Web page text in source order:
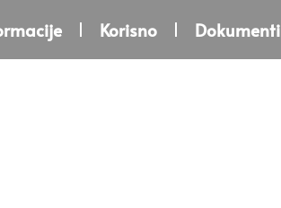
Korisno Dokumenti